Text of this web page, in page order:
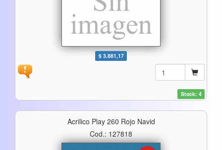
$ 3.881,17
Stock: 4
Acrilico Play 260 Rojo Navid
Cod.: 127818